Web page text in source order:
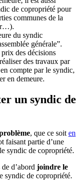
de copropriété pour
communes de la
du syndic
générale”.
des décisions
des travaux par
compte par le syndic,
en demeure.
un syndic de
, que ce soit en
faisant partie d’une
syndic de copropriété.
d’abord joindre le
syndic de copropriété.